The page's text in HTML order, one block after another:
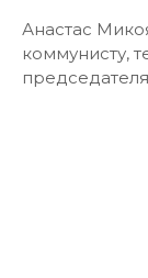
Анастас
коммунисту,